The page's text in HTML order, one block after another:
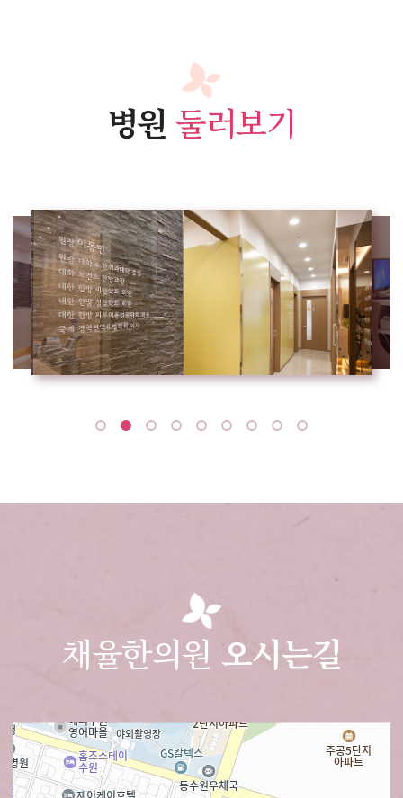
병원 둘러보기
채율한의원 오시는길